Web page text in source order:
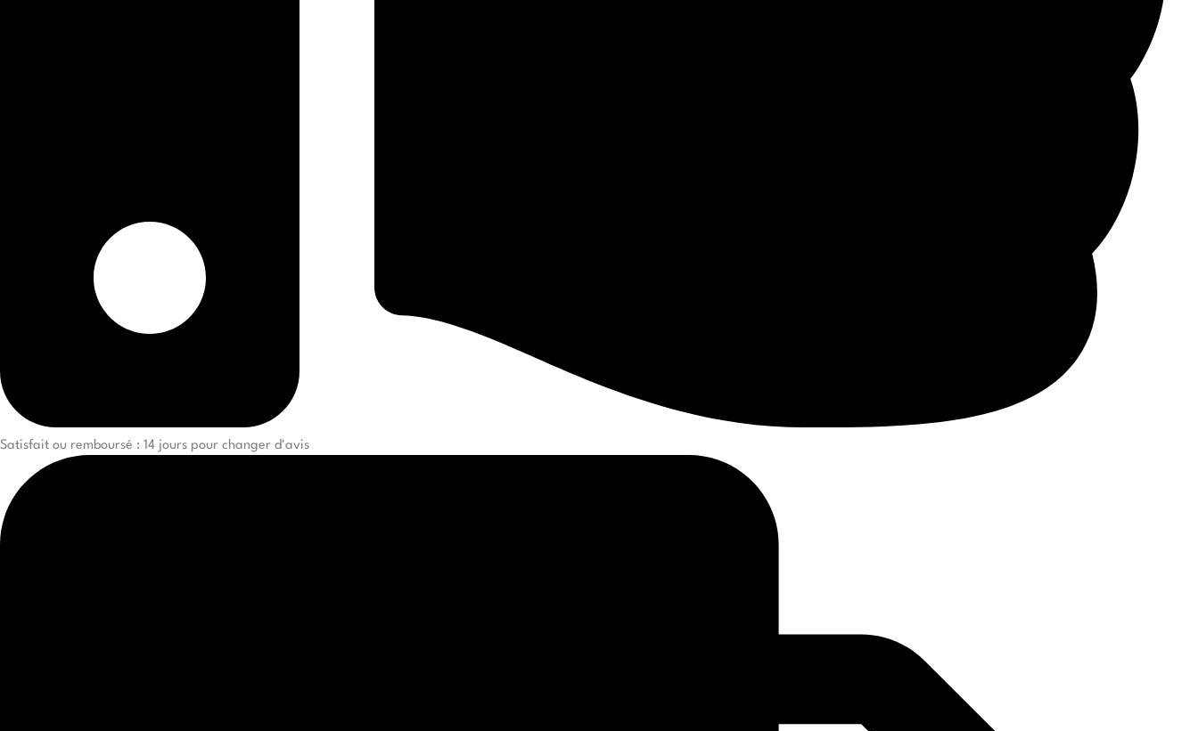
Satisfait ou remboursé : 14 jours pour changer d'avis